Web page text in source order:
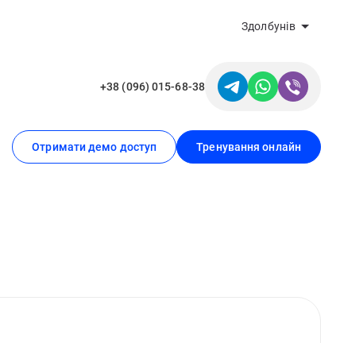
Здолбунів
+38 (096) 015-68-38
Отримати демо доступ Тренування онлайн